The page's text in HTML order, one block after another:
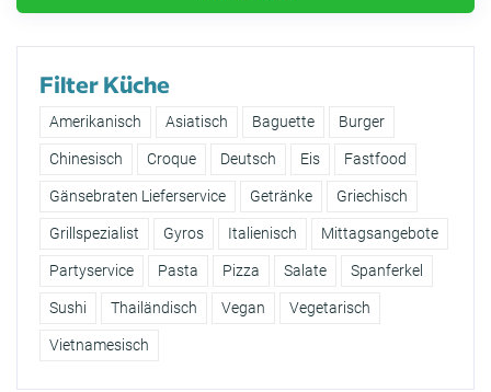
Filter Küche
Amerikanisch Asiatisch Baguette Burger
Chinesisch Croque Deutsch Eis Fastfood
Gänsebraten Lieferservice Getränke Griechisch
Grillspezialist Gyros Italienisch Mittagsangebote
Partyservice Pasta Pizza Salate Spanferkel
Sushi Thailändisch Vegan Vegetarisch
Vietnamesisch